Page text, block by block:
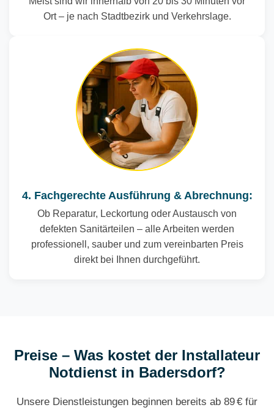
Ort – je nach Stadtbezirk und Verkehrslage.
4. Fachgerechte Ausführung & Abrechnung:
Ob Reparatur, Leckortung oder Austausch von
defekten Sanitärteilen – alle Arbeiten werden
professionell, sauber und zum vereinbarten Preis
direkt bei Ihnen durchgeführt.
Preise – Was kostet der Installateur
Notdienst in Badersdorf?
Unsere Dienstleistungen beginnen bereits ab 89 € für